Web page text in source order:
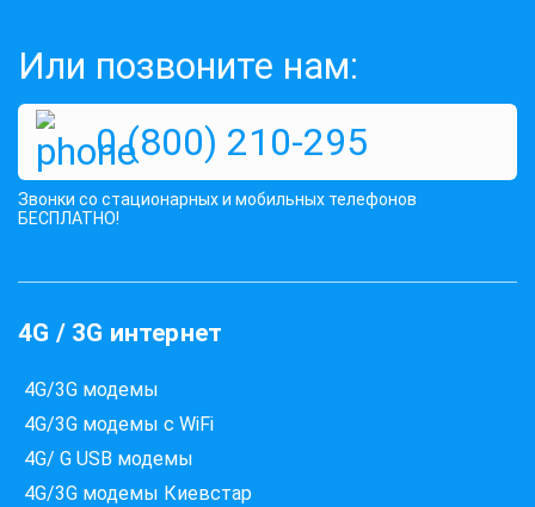
Или позвоните нам:
0 (800) 210-295
Звонки со стационарных и мобильных телефонов
БЕСПЛАТНО!
4G / 3G интернет
4G/3G модемы
4G/3G модемы с WiFi
4G/ G USB модемы
4G/3G модемы Киевстар